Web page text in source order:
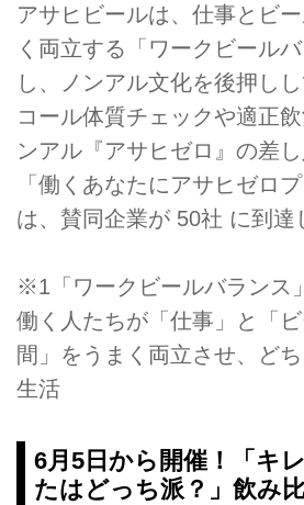
アサヒビールは、仕事とビ
く両立する「ワークビール
し、ノンアル文化を後押し
コール体質チェックや適正
ンアル『アサヒゼロ』の差
「働くあなたにアサヒゼロ
は、賛同企業が 50社 に到達
※1「ワークビールバランス
働く人たちが「仕事」と「
間」をうまく両立させ、ど
生活
6月5日から開催！「キ
たはどっち派？」飲み